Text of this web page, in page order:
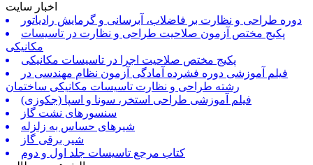
اخبار سایت
دوره طراحی و نظارت بر فاضلاب، آبرسانی و گرمایش رادیاتور
پکیج مختص آزمون صلاحیت طراحی و نظارت در تاسیسات
مکانیکی
پکیج مختص صلاحیت اجرا در تاسیسات مکانیکی
فیلم آموزشی دوره فشرده آمادگی آزمون نظام مهندسی در
رشته طراحی و نظارت تاسیسات مکانیکی ساختمان
فیلم آموزشی طراحی استخر، سونا و اسپا (جکوزی)
سنسورهای نشت گاز
شیرهای حساس به زلزله
شیر برقی گاز
کتاب مرجع تاسیسات جلد اول و دوم